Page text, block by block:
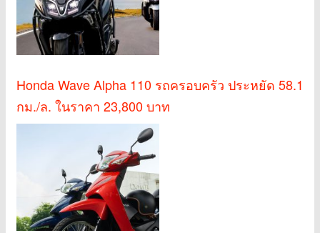
Honda Wave Alpha 110 รถครอบครัว ประหยัด 58.1
กม./ล. ในราคา 23,800 บาท